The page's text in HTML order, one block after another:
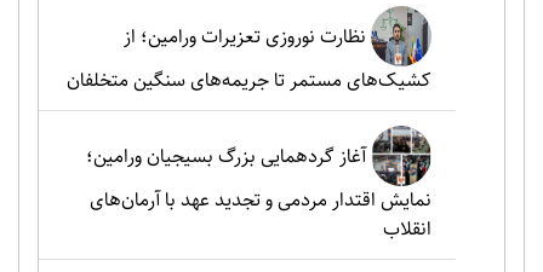
نظارت نوروزی تعزیرات ورامین؛ از
کشیک‌های مستمر تا جریمه‌های سنگین متخلفان
آغاز گردهمایی بزرگ بسیجیان ورامین؛
نمایش اقتدار مردمی و تجدید عهد با آرمان‌های
انقلاب